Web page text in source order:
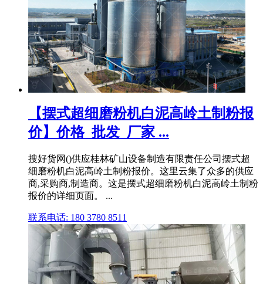
【摆式超细磨粉机白泥高岭土制粉报
价】价格_批发_厂家 ...
搜好货网()供应桂林矿山设备制造有限责任公司摆式超
细磨粉机白泥高岭土制粉报价。这里云集了众多的供应
商,采购商,制造商。这是摆式超细磨粉机白泥高岭土制粉
报价的详细页面。 ...
联系电话: 180 3780 8511